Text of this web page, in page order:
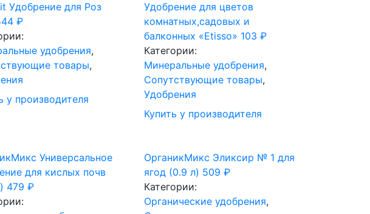
Удобрение для Роз
₽
удобрения,
товары,
у производителя
Удобрение для цветов
комнатных,садовых и
балконных «Etisso» 103₽
Категории:
Минеральные удобрения,
Сопутствующие товары,
Удобрения
Купить у производителя
Универсальное
для кислых почв
479₽
ОрганикМикс Эликсир № 1 для
ягод (0.9 л) 509₽
Категории:
Органические удобрения,